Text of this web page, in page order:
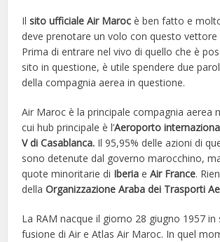
Ilsito ufficiale Air Marocè ben fatto e
deve prenotare un volo con questo vettore
Prima di entrare nel vivo di quello che è
sito in questione, è utile spendere due
della compagnia aerea in questione.
Air Maroc è la principale compagnia aerea
cui hub principale è l’Aeroporto
V di Casablanca. Il 95,95% delle azioni di
sono detenute dal governo marocchino,
quote minoritarie di IberiaeAir France.
dellaOrganizzazione Araba dei Trasporti
La RAM nacque il giorno 28 giugno 1957 in
fusione di Air e Atlas Air Maroc. In quel